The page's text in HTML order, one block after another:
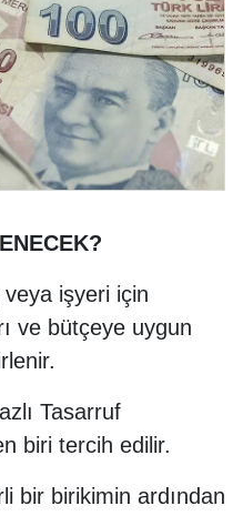
veya işyeri için
ve bütçeye uygun
Tasarruf
biri tercih edilir.
bir birikimin ardından